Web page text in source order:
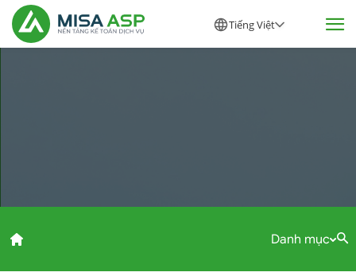
Tiếng Việt
Danh mục